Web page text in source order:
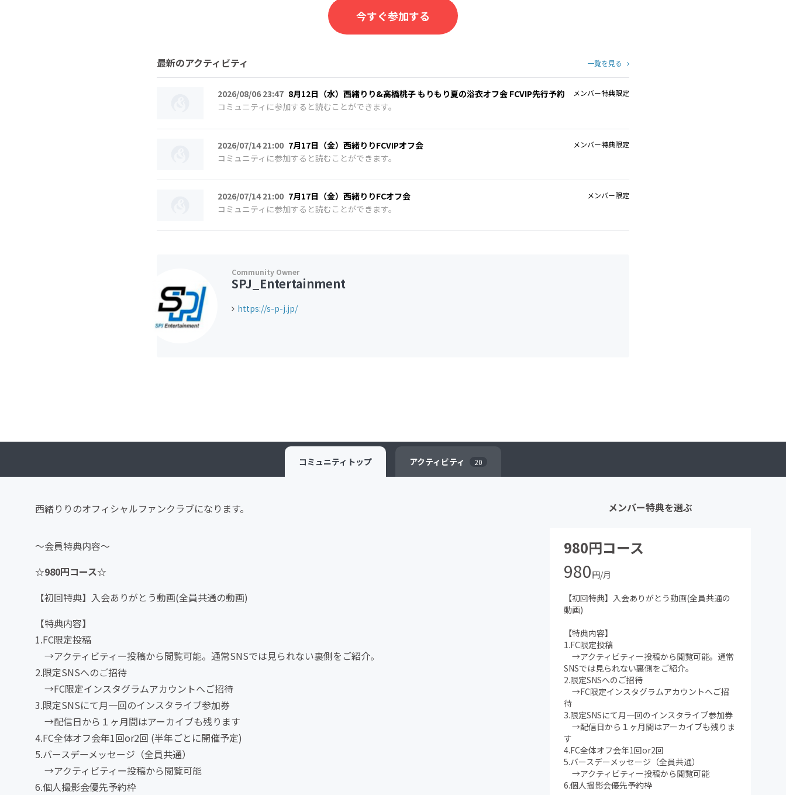
今すぐ参加する
最新のアクティビティ 一覧を見る
2026/08/06 23:47 8月12日（水）西緒りり&高橋桃子 もりもり夏の浴衣オフ会 FCVIP先行予約 メンバー特典限定
コミュニティに参加すると読むことができます。
2026/07/14 21:00 7月17日（金）西緒りりFCVIPオフ会 メンバー特典限定
コミュニティに参加すると読むことができます。
2026/07/14 21:00 7月17日（金）西緒りりFCオフ会 メンバー限定
コミュニティに参加すると読むことができます。
SPJ_Entertainment
https://s-p-j.jp/
コミュニティ トップ アクティビティ 20
西緒りりのオフィシャルファンクラブになります。
～会員特典内容～
☆980円コース☆
【初回特典】入会ありがとう動画(全員共通の動画)
【特典内容】
1.FC限定投稿
→アクティビティー投稿から閲覧可能。通常SNSでは見られない裏側をご紹介。
2.限定SNSへのご招待
→FC限定インスタグラムアカウントへご招待
3.限定SNSにて月一回のインスタライブ参加券
→配信日から１ヶ月間はアーカイブも残ります
4.FC全体オフ会年1回or2回 (半年ごとに開催予定)
5.バースデーメッセージ（全員共通）
→アクティビティー投稿から閲覧可能
6.個人撮影会優先予約枠
メンバー特典を選ぶ
980円コース
980円/月
【初回特典】入会ありがとう動画(全員共通の
動画)
【特典内容】
1.FC限定投稿
→アクティビティー投稿から閲覧可能。通常
SNSでは見られない裏側をご紹介。
2.限定SNSへのご招待
→FC限定インスタグラムアカウントへご招
待
3.限定SNSにて月一回のインスタライブ参加券
→配信日から１ヶ月間はアーカイブも残りま
す
4.FC全体オフ会年1回or2回
5.バースデーメッセージ（全員共通）
→アクティビティー投稿から閲覧可能
6.個人撮影会優先予約枠